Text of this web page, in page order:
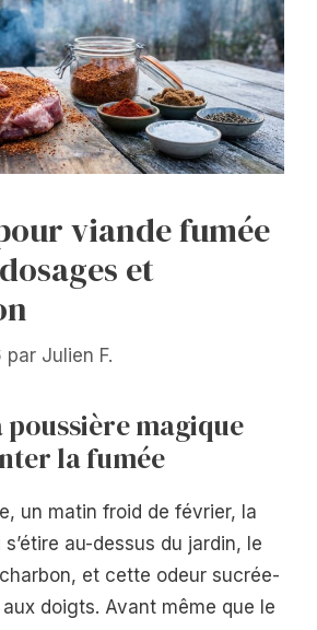
viande fumée
et
par Julien F.
poussière magique
la fumée
un matin froid de février, la
au-dessus du jardin, le
et cette odeur sucrée-
doigts. Avant même que le